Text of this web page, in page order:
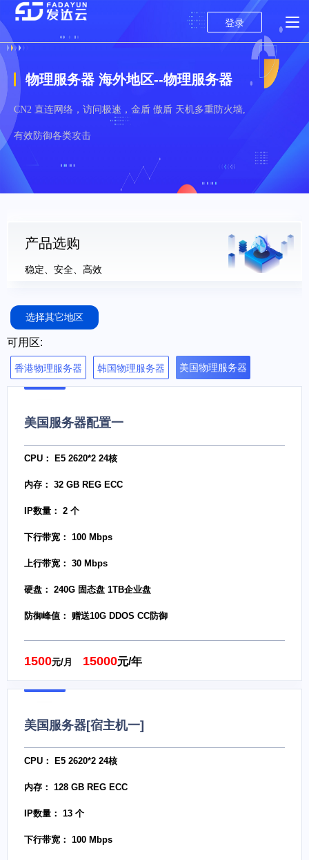
登录
物理服务器 海外地区--物理服务器
CN2 直连网络，访问极速，金盾 傲盾 天机多重防火墙,
有效防御各类攻击
产品选购
稳定、安全、高效
选择其它地区
可用区:
香港物理服务器 韩国物理服务器 美国物理服务器
美国服务器配置一
CPU： E5 2620*2 24核
内存： 32 GB REG ECC
IP数量： 2 个
下行带宽： 100 Mbps
上行带宽： 30 Mbps
硬盘： 240G 固态盘 1TB企业盘
防御峰值： 赠送10G DDOS CC防御
1500元/月 15000元/年
美国服务器[宿主机一]
CPU： E5 2620*2 24核
内存： 128 GB REG ECC
IP数量： 13 个
下行带宽： 100 Mbps